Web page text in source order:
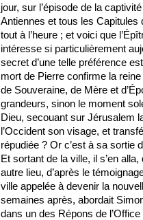
jour, sur l’épisode de la
Antiennes et tous les Capitules
tout à l’heure ; et voici que
intéresse si particulièrement
secret d’une telle préférence
mort de Pierre confirme la
de Souveraine, de Mère et
grandeurs, sinon le moment
Dieu, secouant sur Jérusalem
l’Occident son visage, et
répudiée ? Or c’est à sa sortie
Et sortant de la ville, il s’en
autre lieu, d’après le
ville appelée à devenir la
semaines après, abordait
dans un des Répons de